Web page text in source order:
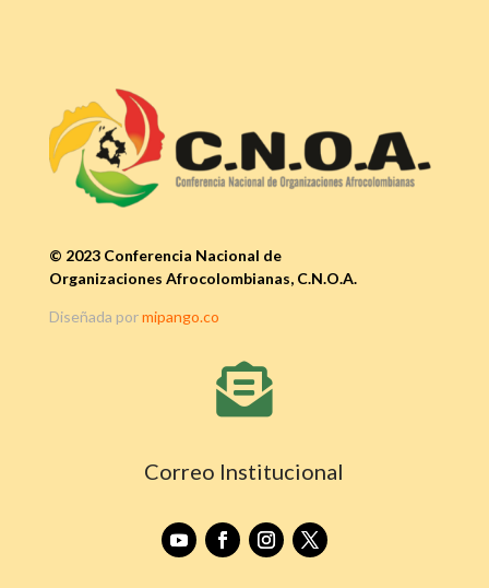
© 2023 Conferencia Nacional de
Organizaciones Afrocolombianas, C.N.O.A.
Diseñada pormipango.co

Correo Institucional